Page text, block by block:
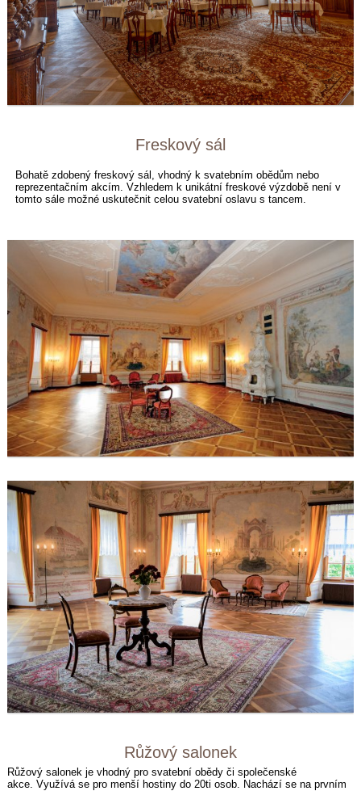
Freskový sál
Bohatě zdobený freskový sál, vhodný k svatebním obědům nebo
reprezentačním akcím. Vzhledem k unikátní freskové výzdobě není v
tomto sále možné uskutečnit celou svatební oslavu s tancem.
Růžový salonek
Růžový salonek je vhodný pro svatební obědy či společenské
akce. Využívá se pro menší hostiny do 20ti osob. Nachází se na prvním